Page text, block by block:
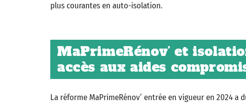
plus courantes en auto-isolation.
MaPrimeRénov’ et
accès aux aides
La réforme MaPrimeRénov’ entrée en vigueur en 2024 a